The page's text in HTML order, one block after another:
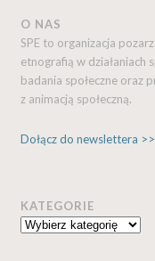
O NAS
SPE to organizacja
etnografią w działaniach
badania społeczne oraz
z animacją społeczną.
Dołącz do newslettera >>
KATEGORIE
Kategorie